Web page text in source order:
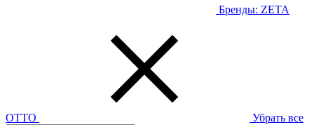
Бренды: ZETA
OTTO Убрать все